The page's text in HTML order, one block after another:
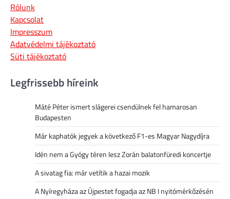
Rólunk
Kapcsolat
Impresszum
Adatvédelmi tájékoztató
Süti tájékoztató
Legfrissebb híreink
Máté Péter ismert slágerei csendülnek fel hamarosan
Budapesten
Már kaphatók jegyek a következő F1-es Magyar Nagydíjra
Idén nem a Gyógy téren lesz Zorán balatonfüredi koncertje
A sivatag fia: már vetítik a hazai mozik
A Nyíregyháza az Újpestet fogadja az NB I nyitómérkőzésén